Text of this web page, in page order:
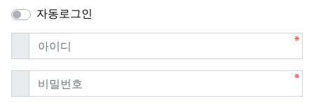
자동로그인
아이디필수
비밀번호필수